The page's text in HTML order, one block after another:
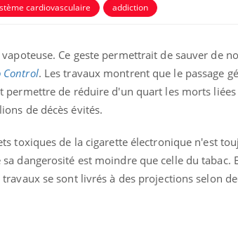
cardiovasculaire addiction
Ce geste permettrait de sauver de
Control. Les travaux montrent que le passage
de réduire d'un quart les morts liées
de décès évités.
toxiques de la cigarette électronique n'est
dangerosité est moindre que celle du tabac.
se sont livrés à des projections selon